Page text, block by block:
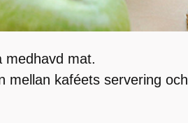
medhavd mat.
mellan kaféets servering och